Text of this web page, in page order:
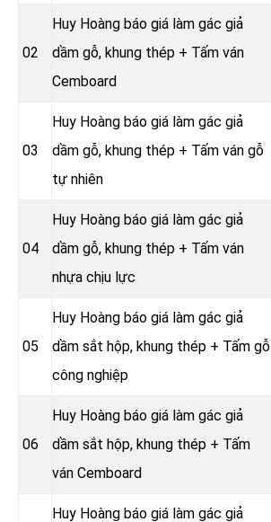
02
Huy Hoàng báo giá làm gác giả
dầm gỗ, khung thép + Tấm ván
Cemboard
03
Huy Hoàng báo giá làm gác giả
dầm gỗ, khung thép + Tấm ván gỗ
tự nhiên
04
Huy Hoàng báo giá làm gác giả
dầm gỗ, khung thép + Tấm ván
nhựa chịu lực
05
Huy Hoàng báo giá làm gác giả
dầm sắt hộp, khung thép + Tấm gỗ
công nghiệp
06
Huy Hoàng báo giá làm gác giả
dầm sắt hộp, khung thép + Tấm
ván Cemboard
Huy Hoàng báo giá làm gác giả